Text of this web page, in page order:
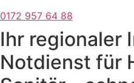
0172 957 64 88
Ihr regionaler
Notdienst für